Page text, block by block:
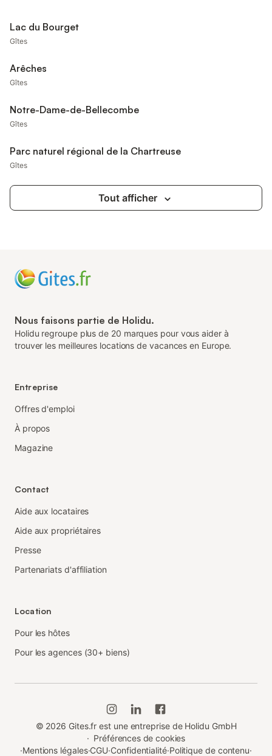
Lac du Bourget
Gîtes
Arêches
Gîtes
Notre-Dame-de-Bellecombe
Gîtes
Parc naturel régional de la Chartreuse
Gîtes
Tout afficher
Nous faisons partie de Holidu.
Holidu regroupe plus de 20 marques pour vous aider à
trouver les meilleures locations de vacances en Europe.
Entreprise
Offres d'emploi
À propos
Magazine
Contact
Aide aux locataires
Aide aux propriétaires
Presse
Partenariats d'affiliation
Location
Pour les hôtes
Pour les agences (30+ biens)
© 2026 Gites.fr est une entreprise de Holidu GmbH
· Préférences de cookies
·Mentions légales·CGU·Confidentialité·Politique de contenu·